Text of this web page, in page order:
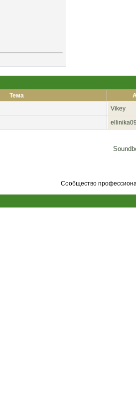
Тема
Vikey
Сообщество